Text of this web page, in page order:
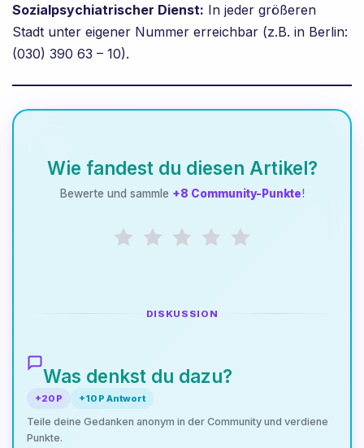
Sozialpsychiatrischer Dienst: In jeder größeren
Stadt unter eigener Nummer erreichbar (z.B. in Berlin:
(030) 390 63 – 10).
Wie fandest du diesen Artikel?
Bewerte und sammle +8 Community-Punkte!
DISKUSSION
Was denkst du dazu?
+20 P +10 P Antwort
Teile deine Gedanken anonym in der Community und verdiene
Punkte.